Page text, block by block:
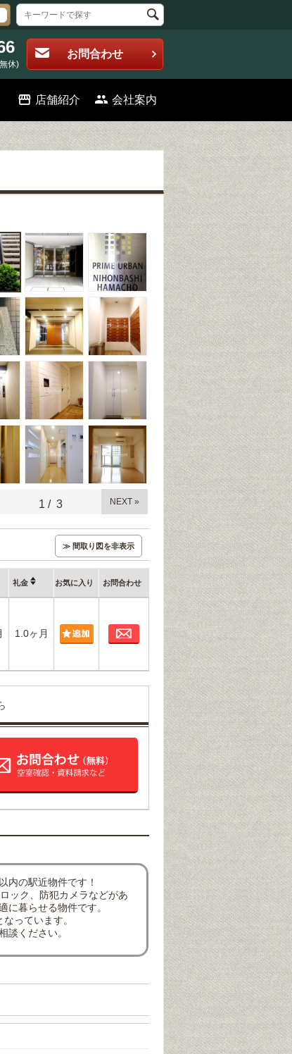
休)
お問合わせ
店舗紹介 会社案内
1 / 3 NEXT »
≫ 間取り図を非表示
礼金 お気に入り お問合わせ
1.0ヶ月 お問合わせ
内の駅近物件です！
ック、防犯カメラなどがあ
に暮らせる物件です。
っています。
談ください。